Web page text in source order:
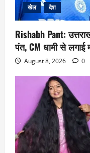
खेल देश
Rishabh Pant:
पंत, CM धामी से लगाई
August 8, 2026 0